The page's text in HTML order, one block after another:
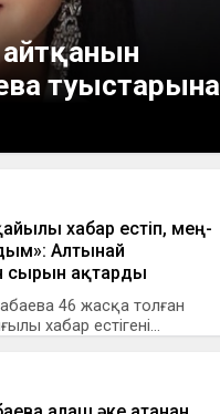
айтқанын
туыстарына
хабар естіп, мең-
Алтынай
сырын ақтарды
46 жасқа толған
хабар естігені...